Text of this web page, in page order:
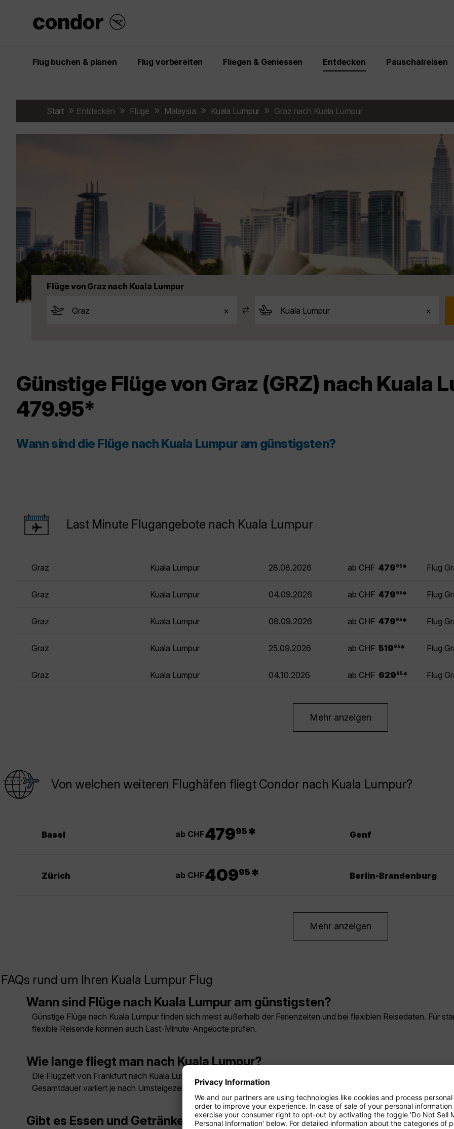
Flug buchen & planen Flug vorbereiten Fliegen & Geniessen Entdecken Pauschalreisen
Start Entdecken Flüge Malaysia Kuala Lumpur Graz nach Kuala Lumpur
Flüge von Graz nach Kuala Lumpur
Günstige Flüge von Graz (GRZ) nach Kuala
479.95*
Wann sind die Flüge nach Kuala Lumpur am günstigsten?
Last Minute Flugangebote nach Kuala Lumpur
Graz Kuala Lumpur 28.08.2026 ab CHF 479 95 * Flug
Graz Kuala Lumpur 04.09.2026 ab CHF 479 95 * Flug
Graz Kuala Lumpur 08.09.2026 ab CHF 479 95 * Flug
Graz Kuala Lumpur 25.09.2026 ab CHF 519 95 * Flug
Graz Kuala Lumpur 04.10.2026 ab CHF 629 95 * Flug
Mehr anzeigen
Von welchen weiteren Flughäfen fliegt Condor nach Kuala Lumpur?
Basel ab CHF47995 * Genf
Zürich ab CHF40995 * Berlin-Brandenburg
Mehr anzeigen
FAQs rund um Ihren Kuala Lumpur Flug
Wann sind Flüge nach Kuala Lumpur am günstigsten?
Günstige Flüge nach Kuala Lumpur finden sich meist außerhalb der Ferienzeiten und bei flexiblen Reisedaten. Für
flexible Reisende können auch Last-Minute-Angebote prüfen.
Wie lange fliegt man nach Kuala Lumpur?
Die Flugzeit von Frankfurt nach Kuala Lumpur beträgt je nach Verbindung rund 15 bis 18 Stunden. Condor bedient
Gesamtdauer variiert je nach Umsteigezeit in Thailand.
Gibt es Essen und Getränke auf dem Condor-Flug nach Kuala Lumpur?